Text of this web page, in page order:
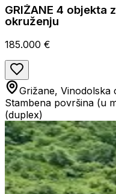
GRIŽANE 4 objekta
okruženju
185.000 €
Grižane, Vinodolska
Stambena površina (u
(duplex)